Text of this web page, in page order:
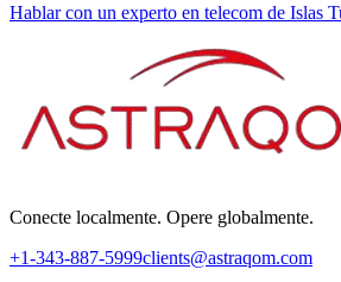
Hablar con un experto en telecom de Islas
Conecte localmente. Opere globalmente.
+1-343-887-5999clients@astraqom.com